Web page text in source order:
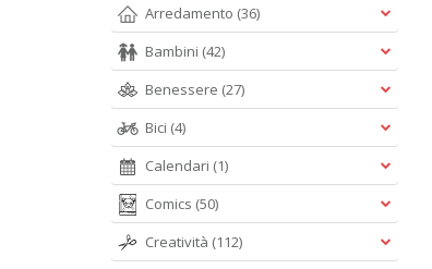
Materia Oscura
Digitale
3.90 €
SCIENZE N.102
Luna... Stiamo Tornando!
Cartacea
6.90 €
Digitale
3.90 €
Arredamento (36)
Bambini (42)
Benessere (27)
Bici (4)
Calendari (1)
Comics (50)
Creatività (112)